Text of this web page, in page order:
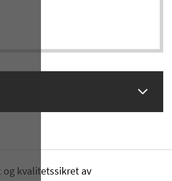
kvalitetssikret av